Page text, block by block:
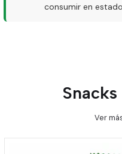
consumir en
Ver